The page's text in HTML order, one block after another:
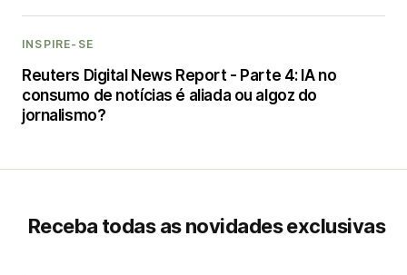
INSPIRE-SE
Reuters Digital News Report - Parte 4: IA no
consumo de notícias é aliada ou algoz do
jornalismo?
Receba todas as novidades exclusivas